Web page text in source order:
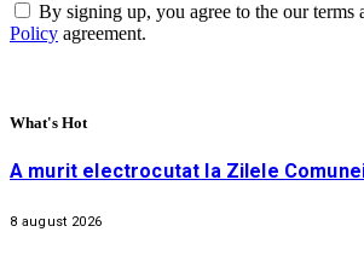
By signing up, you agree to the our terms
Policy agreement.
What's Hot
A murit electrocutat la Zilele
8 august 2026